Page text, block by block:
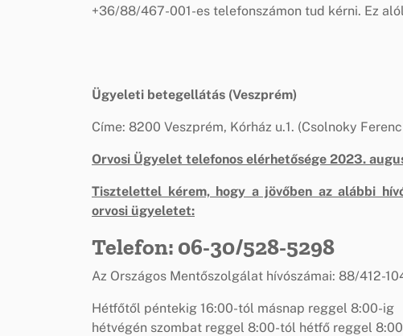
+36/88/467-001-es telefonszámon tud kérni. Ez
Ügyeleti betegellátás (Veszprém)
Címe: 8200 Veszprém, Kórház u.1. (Csolnoky
Orvosi Ügyelet telefonos elérhetősége 2023.
Tisztelettel kérem, hogy a jövőben az alábbi
orvosi ügyeletet:
Telefon: 06-30/528-5298
Az Országos Mentőszolgálat hívószámai: 88/412-
Hétfőtől péntekig 16:00-tól másnap reggel 8:00-ig
hétvégén szombat reggel 8:00-tól hétfő reggel